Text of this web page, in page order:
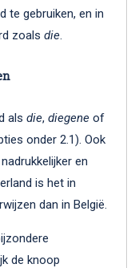
te gebruiken, en in
zoals die.
als die, diegene of
onder 2.1). Ook
en
is het in
dan in België.
de knoop